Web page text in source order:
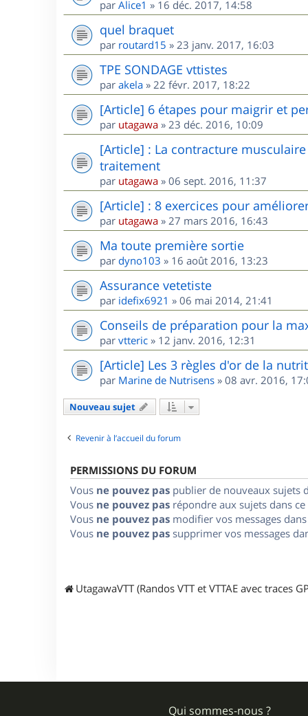
par Alice1 » 16 déc. 2017, 14:58
quel braquet
par routard15 » 23 janv. 2017, 16:03
TPE SONDAGE vttistes
par akela » 22 févr. 2017, 18:22
[Article] 6 étapes pour maigrir et
par utagawa » 23 déc. 2016, 10:09
[Article] : La contracture
traitement
par utagawa » 06 sept. 2016, 11:37
[Article] : 8 exercices pour
par utagawa » 27 mars 2016, 16:43
Ma toute première sortie
par dyno103 » 16 août 2016, 13:23
Assurance vetetiste
par idefix6921 » 06 mai 2014, 21:41
Conseils de préparation pour la
par vtteric » 12 janv. 2016, 12:31
[Article] Les 3 règles d'or de la
par Marine de Nutrisens » 08 avr. 2016,
Nouveau sujet
Revenir à l’accueil du forum
PERMISSIONS DU FORUM
Vous ne pouvez pas publier de nouveaux sujets
Vous ne pouvez pas répondre aux sujets dans
Vous ne pouvez pas modifier vos messages
Vous ne pouvez pas supprimer vos messages
UtagawaVTT (Randos VTT et VTTAE avec traces
Qui sommes-nous ?